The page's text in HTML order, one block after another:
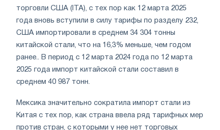
торговли США (ITA), с тех пор как 12 марта 2025
года вновь вступили в силу тарифы по разделу 232,
США импортировали в среднем 34 304 тонны
китайской стали, что на 16,3% меньше, чем годом
ранее.. В период с 12 марта 2024 года по 12 марта
2025 года импорт китайской стали составил в
среднем 40 987 тонн.
Мексика значительно сократила импорт стали из
Китая с тех пор, как страна ввела ряд тарифных мер
против стран, с которыми у нее нет торговых